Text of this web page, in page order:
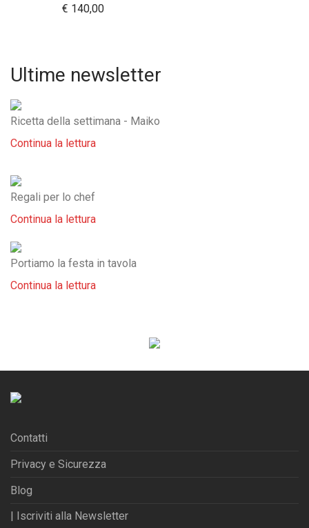
€ 140,00
Ultime newsletter
Ricetta della settimana - Maiko
Continua la lettura
Regali per lo chef
Continua la lettura
Portiamo la festa in tavola
Continua la lettura
Contatti
Privacy e Sicurezza
Blog
| Iscriviti alla Newsletter